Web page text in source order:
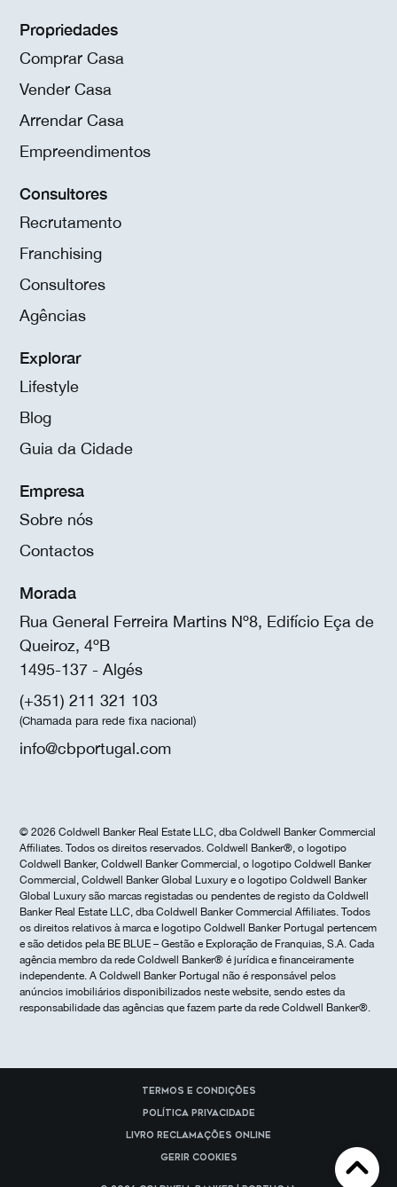
Propriedades
Comprar Casa
Vender Casa
Arrendar Casa
Empreendimentos
Consultores
Recrutamento
Franchising
Consultores
Agências
Explorar
Lifestyle
Blog
Guia da Cidade
Empresa
Sobre nós
Contactos
Morada
Rua General Ferreira Martins Nº8, Edifício Eça de
Queiroz, 4ºB
1495-137 - Algés
(+351) 211 321 103
(Chamada para rede fixa nacional)
info@cbportugal.com
© 2026 Coldwell Banker Real Estate LLC, dba Coldwell Banker Commercial
Affiliates. Todos os direitos reservados. Coldwell Banker®, o logotipo
Coldwell Banker, Coldwell Banker Commercial, o logotipo Coldwell Banker
Commercial, Coldwell Banker Global Luxury e o logotipo Coldwell Banker
Global Luxury são marcas registadas ou pendentes de registo da Coldwell
Banker Real Estate LLC, dba Coldwell Banker Commercial Affiliates. Todos
os direitos relativos à marca e logotipo Coldwell Banker Portugal pertencem
e são detidos pela BE BLUE – Gestão e Exploração de Franquias, S.A. Cada
agência membro da rede Coldwell Banker® é jurídica e financeiramente
independente. A Coldwell Banker Portugal não é responsável pelos
anúncios imobiliários disponibilizados neste website, sendo estes da
responsabilidade das agências que fazem parte da rede Coldwell Banker®.
Termos e Condições
Política Privacidade
Livro reclamações online
Gerir cookies